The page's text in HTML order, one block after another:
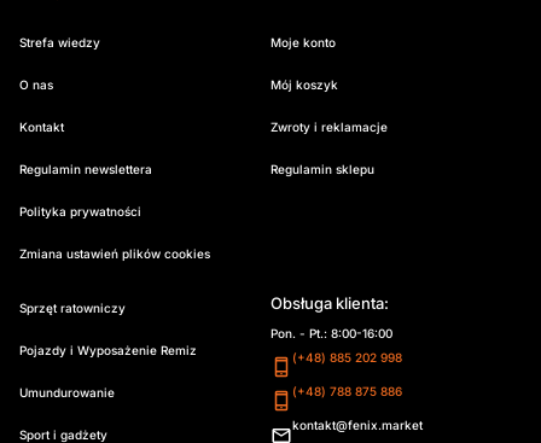
Strefa wiedzy
O nas
Kontakt
Regulamin newslettera
Polityka prywatności
Zmiana ustawień plików cookies
Moje konto
Mój koszyk
Zwroty i reklamacje
Regulamin sklepu
Sprzęt ratowniczy
Pojazdy i Wyposażenie Remiz
Umundurowanie
Sport i gadżety
Obsługa klienta:
Pon. - Pt.: 8:00-16:00
(+48) 885 202 998
(+48) 788 875 886
kontakt@fenix.market